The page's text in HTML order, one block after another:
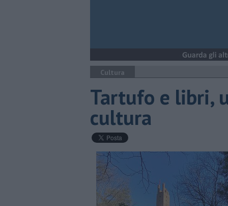
Cultura
Tartufo e libri,
cultura